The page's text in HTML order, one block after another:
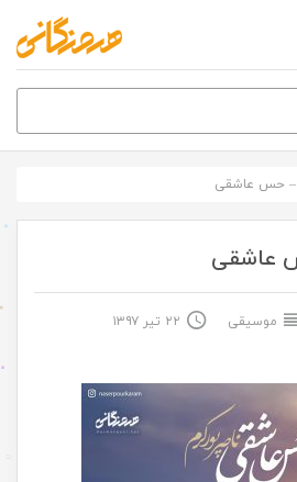
– حس عاشقی
عاشقی
موسیقی ۲۲ تیر ۱۳۹۷